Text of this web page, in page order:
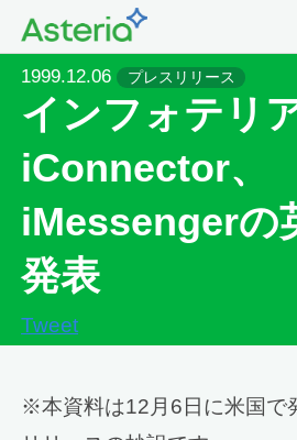
1999.12.06 プレスリリース
インフォテリア
iConnector、
iMessengerの
発表
Tweet
※本資料は12月6日に米国で